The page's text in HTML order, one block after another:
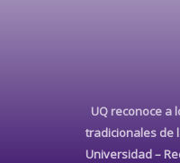
UQ reconoce a
tradicionales de
Universidad –